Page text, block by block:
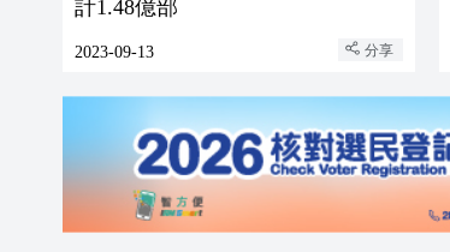
計1.48億部
2023-09-13 分享